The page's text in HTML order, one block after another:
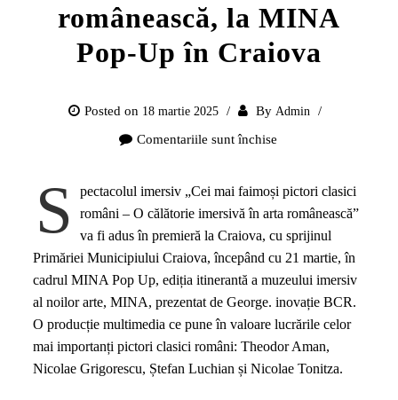
românească, la MINA
Pop-Up în Craiova
Posted on 18 martie 2025 By Admin
Comentariile sunt închise
mai
faimoși
clasici
O
călătorie
imersivă
în
S
pectacolul imersiv „Cei mai faimoși pictori clasici
români – O călătorie imersivă în arta românească”
va fi adus în premieră la Craiova, cu sprijinul
Primăriei Municipiului Craiova, începând cu 21 martie, în
cadrul MINA Pop Up, ediția itinerantă a muzeului imersiv
al noilor arte, MINA, prezentat de George. inovație BCR.
O producție multimedia ce pune în valoare lucrările celor
mai importanți pictori clasici români: Theodor Aman,
Nicolae Grigorescu, Ștefan Luchian și Nicolae Tonitza.